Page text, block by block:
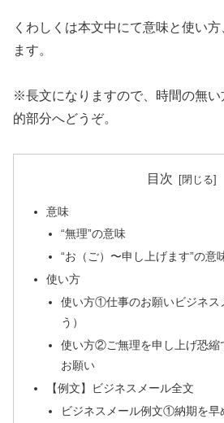
くわしくは本文中にて意味と使い
ます。
※長文になりますので、時間の無い
的部分へどうぞ。
目次
意味
“無理”の意味
“お（ご）〜申し上げます”の意
使い方
使い方①仕事のお願いビジネス
う）
使い方②ご無理を申し上げ恐縮
お願い
【例文】ビジネスメール全文
ビジネスメール例文①納期を早